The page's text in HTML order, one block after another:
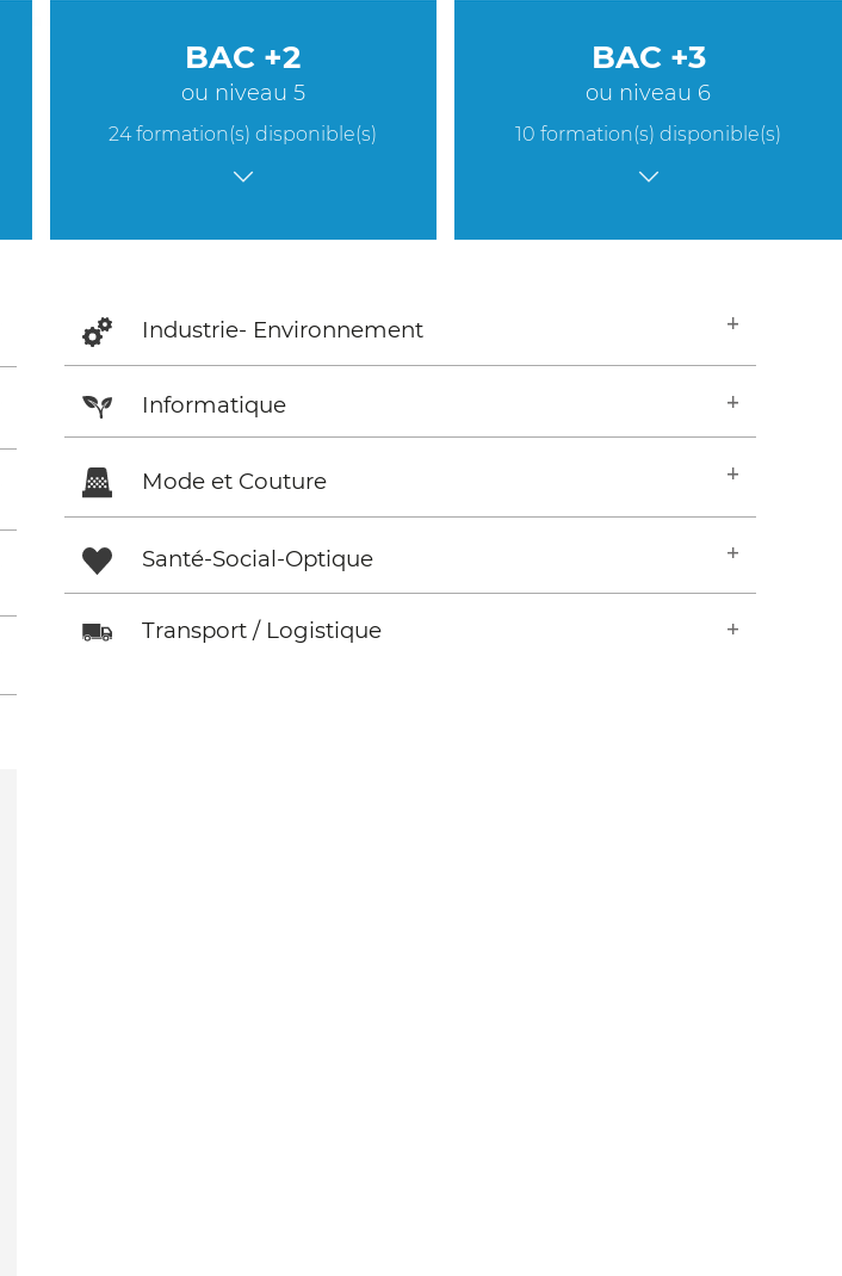
BAC +2
ou niveau 5
24 formation(s) disponible(s)
BAC +3
ou niveau 6
10 formation(s) disponible(s)
Industrie- Environnement
Informatique
Mode et Couture
Santé-Social-Optique
Transport / Logistique